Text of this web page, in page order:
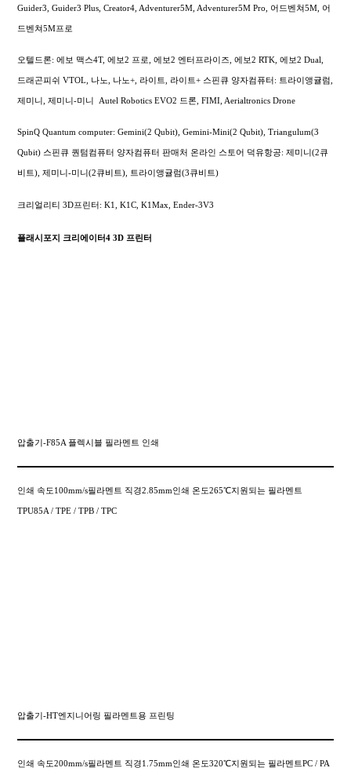
Guider3, Guider3 Plus, Creator4, Adventurer5M, Adventurer5M Pro, 어드벤쳐5M, 어
드벤쳐5M프로
오텔드론: 에보 맥스4T, 에보2 프로, 에보2 엔터프라이즈, 에보2 RTK, 에보2 Dual,
드래곤피쉬 VTOL, 나노, 나노+, 라이트, 라이트+ 스핀큐 양자컴퓨터: 트라이앵귤럼,
제미니, 제미니-미니 Autel Robotics EVO2 드론, FIMI, Aerialtronics Drone
SpinQ Quantum computer: Gemini(2 Qubit), Gemini-Mini(2 Qubit), Triangulum(3
Qubit) 스핀큐 퀀텀컴퓨터 양자컴퓨터 판매처 온라인 스토어 덕유항공: 제미니(2큐
비트), 제미니-미니(2큐비트), 트라이앵귤럼(3큐비트)
크리얼리티 3D프린터: K1, K1C, K1Max, Ender-3V3
플래시포지 크리에이터4 3D 프린터
압출기-F85A 플렉시블 필라멘트 인쇄
인쇄 속도100mm/s필라멘트 직경2.85mm인쇄 온도265℃지원되는 필라멘트
TPU85A / TPE / TPB / TPC
압출기-HT엔지니어링 필라멘트용 프린팅
인쇄 속도200mm/s필라멘트 직경1.75mm인쇄 온도320℃지원되는 필라멘트PC / PA